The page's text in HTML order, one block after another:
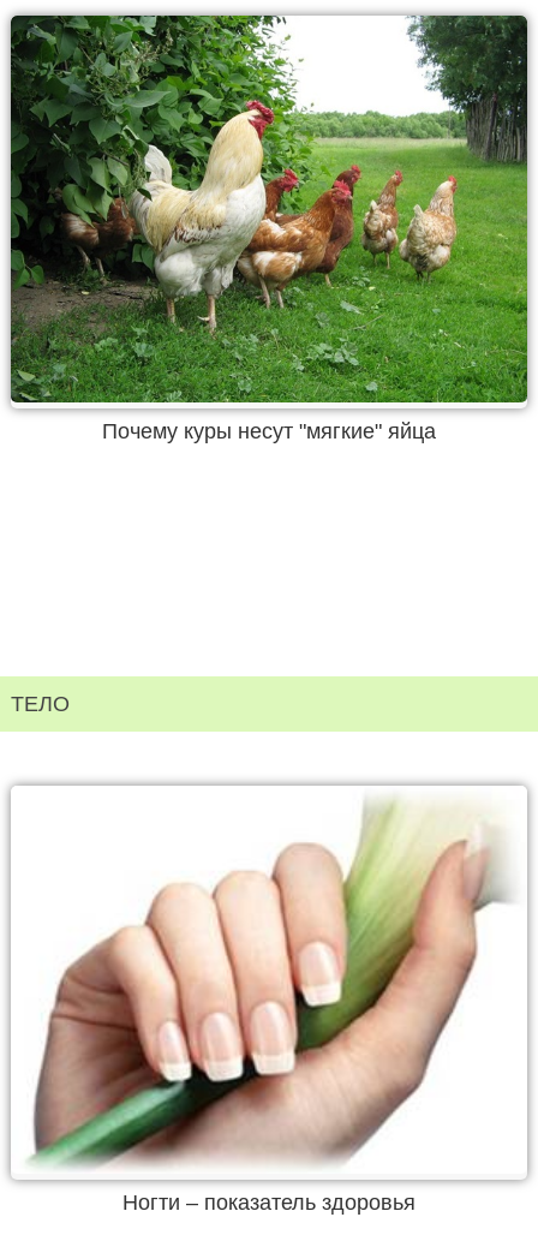
Почему куры несут "мягкие" яйца
ТЕЛО
Ногти – показатель здоровья